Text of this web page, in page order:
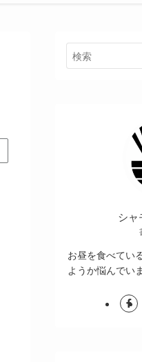
シャ
お昼を食べてい
ようか悩んでい